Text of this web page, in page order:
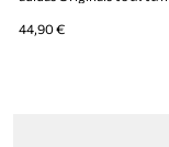
44,90 €